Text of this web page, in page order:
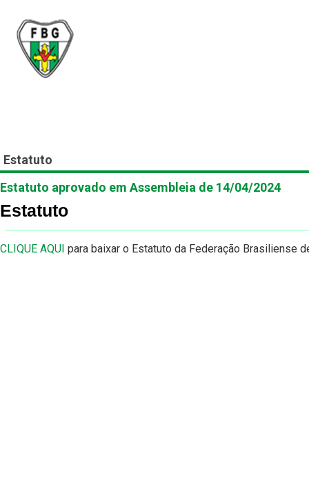
Estatuto
Estatuto aprovado em Assembleia de 14/04/2024
Estatuto
CLIQUE AQUI para baixar o Estatuto da Federação Brasiliense